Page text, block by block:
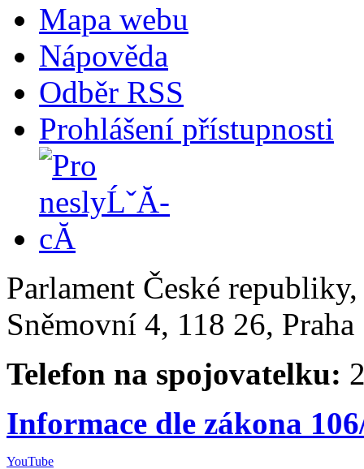
Mapa webu
Nápověda
Odběr RSS
Prohlášení přístupnosti
Parlament České
Sněmovní 4, 118 26,
Telefon na spojovatelku:
Informace dle zákona
YouTube